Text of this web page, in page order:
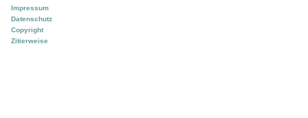
Impressum
Datenschutz
Copyright
Zitierweise